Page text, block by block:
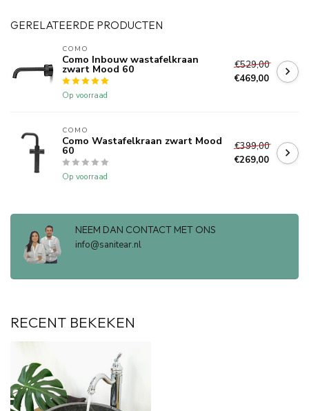
GERELATEERDE PRODUCTEN
COMO
Como Inbouw wastafelkraan
zwart Mood 60
Op voorraad
€529,00
€469,00
COMO
Como Wastafelkraan zwart Mood
60
Op voorraad
€399,00
€269,00
NEEM DAN CONTACT MET ONS
info@sanitear.nl
RECENT BEKEKEN